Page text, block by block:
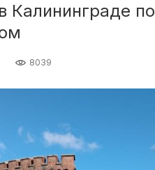
Калининграде
8039